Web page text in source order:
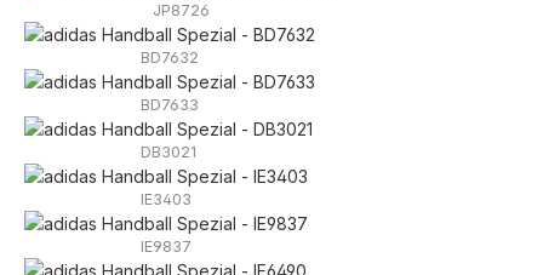
JP8726
BD7632
BD7633
DB3021
IE3403
IE9837